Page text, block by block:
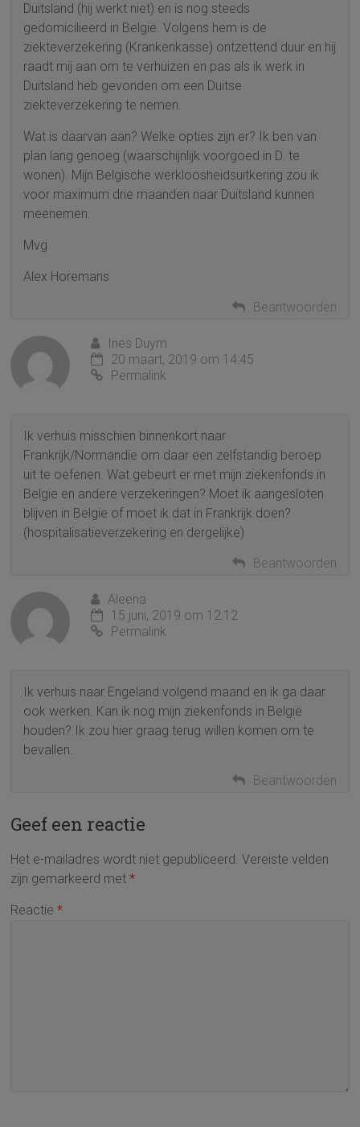
Duitsland (hij werkt niet) en is nog steeds
gedomicilieerd in België. Volgens hem is de
ziekteverzekering (Krankenkasse) ontzettend duur en hij
raadt mij aan om te verhuizen en pas als ik werk in
Duitsland heb gevonden om een Duitse
ziekteverzekering te nemen.
Wat is daarvan aan? Welke opties zijn er? Ik ben van
plan lang genoeg (waarschijnlijk voorgoed in D. te
wonen). Mijn Belgische werkloosheidsuitkering zou ik
voor maximum drie maanden naar Duitsland kunnen
meenemen.
Mvg
Alex Horemans
Beantwoorden
Ines Duym
20 maart, 2019 om 14:45
Permalink
Ik verhuis misschien binnenkort naar
Frankrijk/Normandie om daar een zelfstandig beroep
uit te oefenen. Wat gebeurt er met mijn ziekenfonds in
Belgie en andere verzekeringen? Moet ik aangesloten
blijven in Belgie of moet ik dat in Frankrijk doen?
(hospitalisatieverzekering en dergelijke)
Beantwoorden
Aleena
15 juni, 2019 om 12:12
Permalink
Ik verhuis naar Engeland volgend maand en ik ga daar
ook werken. Kan ik nog mijn ziekenfonds in België
houden? Ik zou hier graag terug willen komen om te
bevallen.
Beantwoorden
Geef een reactie
Het e-mailadres wordt niet gepubliceerd. Vereiste velden
zijn gemarkeerd met*
Reactie*